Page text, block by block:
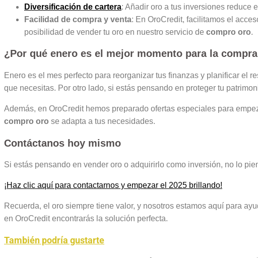
Diversificación de cartera: Añadir oro a tus inversiones reduce
Facilidad de compra y venta: En OroCredit, facilitamos el
posibilidad de vender tu oro en nuestro servicio de compro oro.
¿Por qué enero es el mejor momento para la
Enero es el mes perfecto para reorganizar tus finanzas y planificar el
que necesitas. Por otro lado, si estás pensando en proteger tu
Además, en OroCredit hemos preparado ofertas especiales para
compro oro se adapta a tus necesidades.
Contáctanos hoy mismo
Si estás pensando en vender oro o adquirirlo como inversión, no lo
¡Haz clic aquí para contactarnos y empezar el 2025 brillando!
Recuerda, el oro siempre tiene valor, y nosotros estamos aquí para
en OroCredit encontrarás la solución perfecta.
También podría gustarte